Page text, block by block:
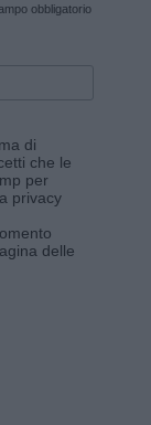
obbligatorio
di
che le
per
privacy
delle